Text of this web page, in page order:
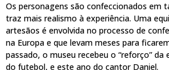
Os personagens são confeccionados em
traz mais realismo à experiência. Uma
artesãos é envolvida no processo de
na Europa e que levam meses para
passado, o museu recebeu o “reforço” da
do futebol, e este ano do cantor Daniel.